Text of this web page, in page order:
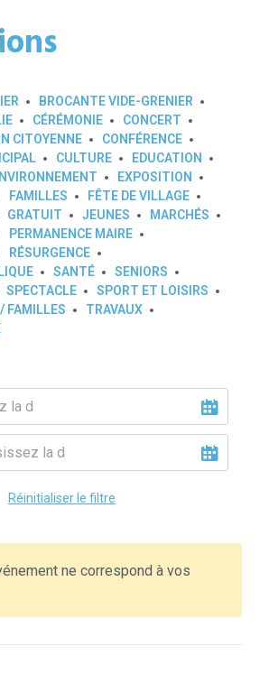
BROCANTE VIDE-GRENIER
CÉRÉMONIE
CONCERT
CITOYENNE
CONFÉRENCE
CULTURE
EDUCATION
EXPOSITION
FAMILLES
FÊTE DE VILLAGE
GRATUIT JEUNES
MARCHÉS
PERMANENCE MAIRE
RÉSURGENCE
SANTÉ
SENIORS
SPECTACLE
SPORT ET LOISIRS
FAMILLES
TRAVAUX
Réinitialiser le filtre
ne correspond à vos